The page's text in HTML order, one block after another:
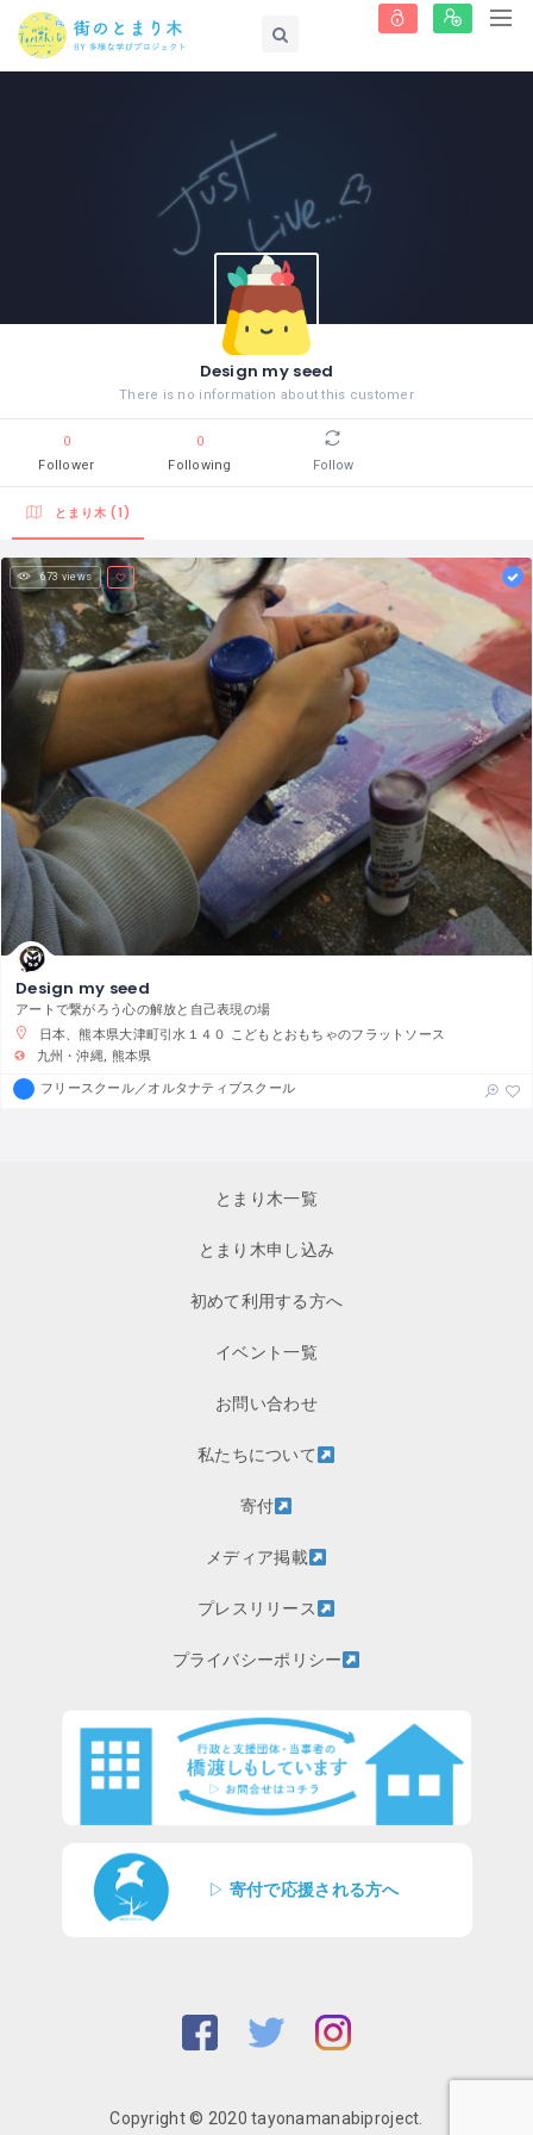
Design my seed
There is no information about this customer
0
Follower
0
Following
Follow
とまり木 (1)
673 views
Design my seed
アートで繋がろう心の解放と自己表現の場
日本、熊本県大津町引水１４０ こどもとおもちゃのフラットソース
九州・沖縄 熊本県
フリースクール／オルタナティブスクール
とまり木一覧
とまり木申し込み
初めて利用する方へ
イベント一覧
お問い合わせ
私たちについて
寄付
メディア掲載
プレスリリース
プライバシーポリシー
▷ 寄付で応援される方へ
Copyright © 2020 tayonamanabiproject.